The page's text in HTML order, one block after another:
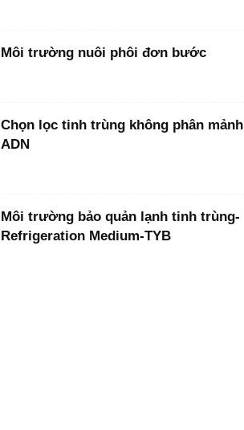
Môi trường nuôi phôi đơn bước
Chọn lọc tinh trùng không phân mảnh
ADN
Môi trường bảo quản lạnh tinh trùng-
Refrigeration Medium-TYB